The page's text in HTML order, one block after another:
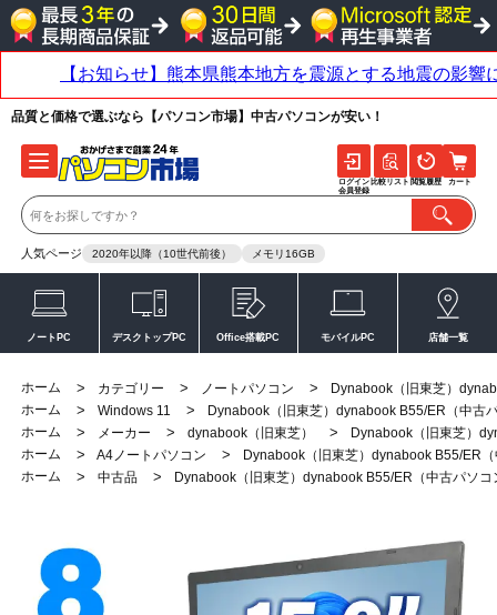
品質と価格で選ぶなら【パソコン市場】中古パソコンが安い！
人気ページ 2020年以降（10世代前後） メモリ16GB
ログイン
会員登録
比較リスト 閲覧履歴 カート
ノートPC デスクトップPC Office搭載PC モバイルPC 店舗一覧
ホーム > カテゴリー > ノートパソコン >
Dynabook（旧東芝）
ホーム
> Windows 11 >
Dynabook（旧東芝）dynabook B55/ER（中古
ホーム
> メーカー > dynabook（旧東芝） >
Dynabook（旧東芝）
ホーム
> A4ノートパソコン >
Dynabook（旧東芝）dynabook B55/ER
ホーム
> 中古品 > Dynabook（旧東芝）dynabook B55/ER（中古パソコ